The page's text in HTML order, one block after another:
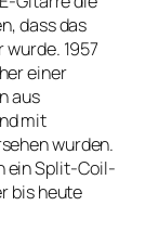
dass das
1957
einer
aus
mit
wurden.
ein Split-Coil-
bis heute